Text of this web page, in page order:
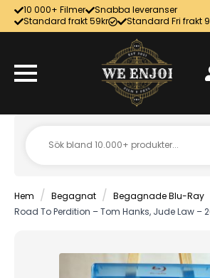
10 000+ Filmer
Snabba leveranser
Standard frakt 59kr
Standard Fri frakt
Hem Begagnat
Begagnade Blu-Ray
Road To Perdition – Tom Hanks, Jude Law –